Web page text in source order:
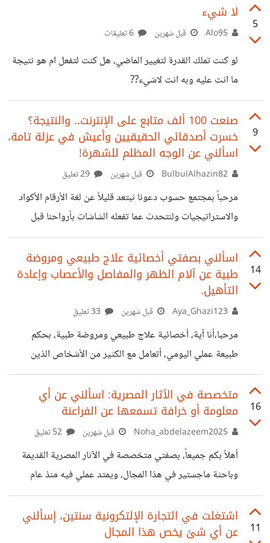
الشخص الذي يضغط على فيديو واحد لك يتابع بقية فيديوهاتك
مجبرا وبدون تفكير هناك سر يعتمد عليه كبار صناع المحتوى
سلوك المشاهد وجعله يتنقل داخل القناة لساعات طويلة دون أن
يمل مما يجعل الخوارزميات تقترح قنواتهم لآلاف الأشخاص
الجدد أنا متواجد هنا في مجتمع
5
لا شيء
قبل شهرين
لو كنت تملك القدرة لتغيير الماضي، هل كنت لتفعل ام هو نتيجة
ما انت عليه وبه انت لاشيء??
9
صنعت 100 ألف متابع على الإنترنت.. والنتيجة؟
خسرت أصدقائي الحقيقيين وأعيش في عزلة تامة،
اسألني عن الوجه المظلم للشهرة!
قبل شهرين
مرحباً بمجتمع حسوب دعونا نبتعد قليلاً عن لغة الأرقام الأكواد
والاستراتيجيات ولنتحدث عما تفعله الشاشات بأرواحنا قبل
عامين كان حلمي الأكبر هو بناء جمهور ضخم بدأت بنشر محتوى
يومي واستخدمت كل خدع الخوارزميات وصنعت فيديوهات
تلمس التريند نجحت الخطة وتجاوز عدد متابعيّ الـ 100 ألف
شخص بدأت العروض تنهال عليّ وظننت أنني ملكت العالم
الحقيقة المرعبة لقد تحولت إلى عبد للأرقام واللايكات أصبحت
أقيس قيمتي الذاتية بعدد التفاعلات على كل منشور الأسوأ من
ذلك أنني قضيت ساعات يومي في الرد
14
اسألني بصفتي أخصائية علاج طبيعي ومروضة
طبية عن آلام الظهر والمفاصل والأعصاب وإعادة
التأهيل.
قبل شهرين
مرحبا،أنا آية، أخصائية علاج طبيعي ومروضة طبية، بحكم
طبيعة عملي اليومي، أتعامل مع الكثير من الأشخاص الذين
يعانون من آلام الظهر، المفاصل، أو مشاكل الأعصاب التي تعيق
حركتهم وتؤثر على تفاصيل يومهم. أعرف أن الكثير من هذه
الآلام تكون مرتبطة بطريقتنا في الجلوس، الحركة، أو حتى
عاداتنا اليومية البسيطة. لذا، إذا كان لديكم أي استفسار حول
مشكلة تؤرقكم أو وجع مستمر تشعرون به، يسعدني أن أشارككم
خبرتي وأقدم لكم نصائح عملية ومباشرة تساعدكم في تحسين
16
متخصصة في الآثار المصرية: اسألني عن أي
معلومة أو خرافة تسمعها عن الفراعنة
قبل شهرين
أهلاً بكم جميعاً، بصفتي متخصصة في الآثار المصرية القديمة
وباحثة ماجستير في هذا المجال، ويمتد عملي فيه منذ عام
2010، يومياً اواجه كثير من المعلومات المغلوطة ما دفعني
سابقاً لتنظيم محاضرة علمية موثقة في محافظتي بعنوان
المغالطات الشائعة عن الحضارة المصرية القديمة، واليوم، وبناءً
11
اشتغلت في التجارة الإلتكرونية سنتين، إسألني
عن أي شئ يخص هذا المجال